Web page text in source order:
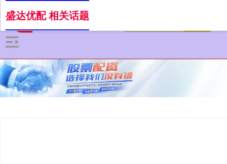
盛达优配 相关话题